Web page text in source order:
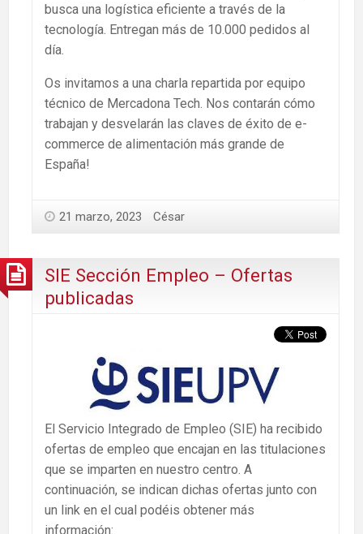
busca una logística eficiente a través de la
tecnología. Entregan más de 10.000 pedidos al
día.
Os invitamos a una charla repartida por equipo
técnico de Mercadona Tech. Nos contarán cómo
trabajan y desvelarán las claves de éxito de e-
commerce de alimentación más grande de
España!
21 marzo, 2023 César
SIE Sección Empleo – Ofertas
publicadas
El Servicio Integrado de Empleo (SIE) ha recibido
ofertas de empleo que encajan en las titulaciones
que se imparten en nuestro centro. A
continuación, se indican dichas ofertas junto con
un link en el cual podéis obtener más
información: